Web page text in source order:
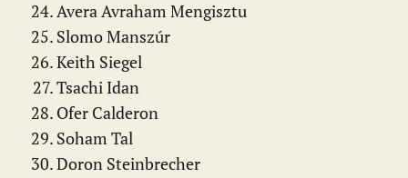
Avera Avraham Mengisztu
Slomo Manszúr
Keith Siegel
Tsachi Idan
Ofer Calderon
Soham Tal
Doron Steinbrecher